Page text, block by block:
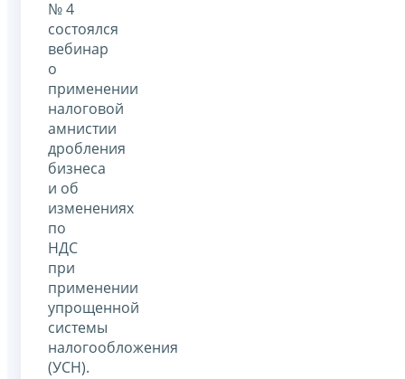
№ 4
состоялся
вебинар
о
применении
налоговой
амнистии
дробления
бизнеса
и об
изменениях
по
НДС
при
применении
упрощенной
системы
налогообложения
(УСН).